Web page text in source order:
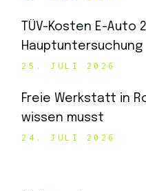
TÜV-Kosten E-Auto
Hauptuntersuchung
25. JULI 2026
Freie Werkstatt in
wissen musst
24. JULI 2026